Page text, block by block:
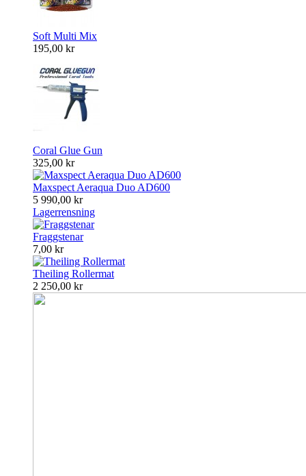
Soft Multi Mix
195,00 kr
Coral Glue Gun
325,00 kr
Maxspect Aeraqua Duo AD600
5 990,00 kr
Lagerrensning
Fraggstenar
7,00 kr
Theiling Rollermat
2 250,00 kr